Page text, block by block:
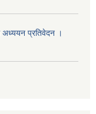
अध्ययन प्रतिवेदन ।